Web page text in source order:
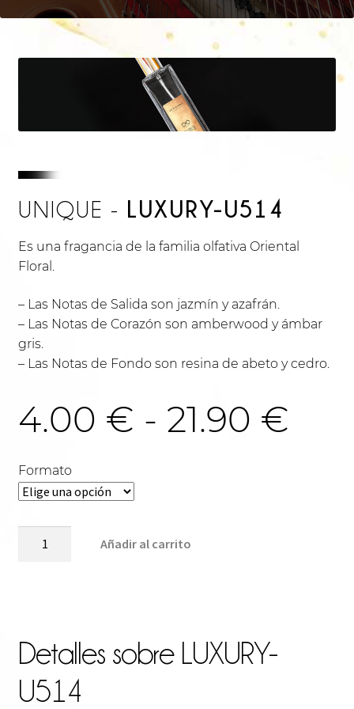
UNIQUE - LUXURY-U514
Es una fragancia de la familia olfativa Oriental
Floral.
– Las Notas de Salida son jazmín y azafrán.
– Las Notas de Corazón son amberwood y ámbar
gris.
– Las Notas de Fondo son resina de abeto y cedro.
4.00 € - 21.90 €
Formato
Añadir al carrito
Detalles sobre
LUXURY-
U514